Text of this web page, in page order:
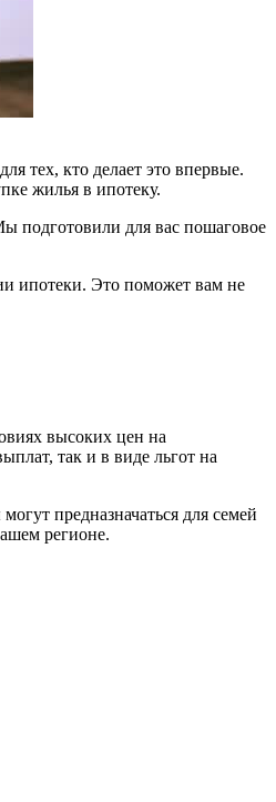
тех, кто делает это впервые.
жилья в ипотеку.
подготовили для вас пошаговое
ипотеки. Это поможет вам не
высоких цен на
так и в виде льгот на
предназначаться для семей
регионе.